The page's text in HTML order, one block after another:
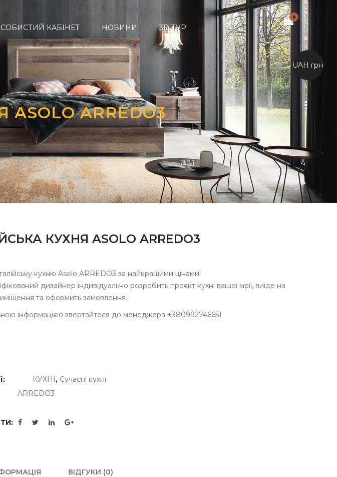
КАБІНЕТ НОВИНИ 3D ТУР
0
ARREDO3
КУХНЯ ASOLO ARREDO3
кухню Asolo ARREDO3 за найкращими цінами!
дизайнер індивідуально розробить проєкт кухні вашої мрії, виїде на
та оформить замовлення.
інформацією звертайтеся до менеджера +380992746651
КУХНІ, Сучасні кухні
ARREDO3
ВІДГУКИ (0)
UAH грн.